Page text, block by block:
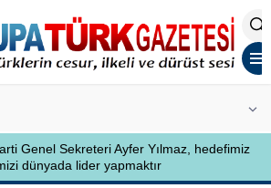
Genel Sekreteri Ayfer Yılmaz, hedefimiz
dünyada lider yapmaktır